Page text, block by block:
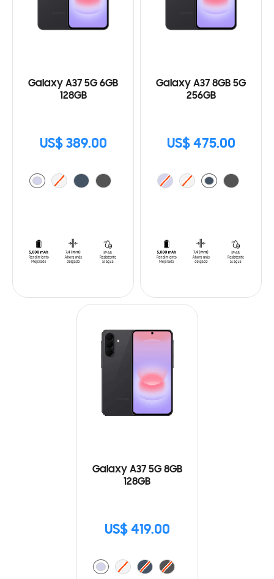
Galaxy A37 5G 6GB
128GB
US$ 389.00
Galaxy A37 8GB 5G
256GB
US$ 475.00
Galaxy A37 5G 8GB
128GB
US$ 419.00